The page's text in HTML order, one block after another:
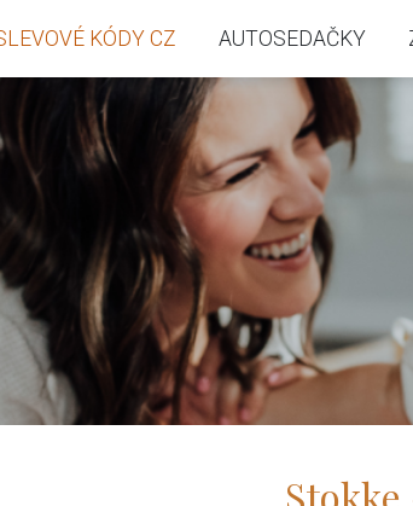
KÓDY CZ AUTOSEDAČKY